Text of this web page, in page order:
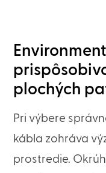
plochých
Pri výbere
kábla zohráva
prostredie.